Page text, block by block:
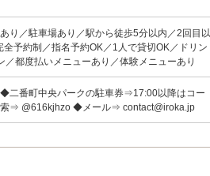
り／駐車場あり／駅から徒歩5分以内／2回目以
予約制／指名予約OK／1人で貸切OK／ドリン
都度払いメニューあり／体験メニューあり
二番町中央パークの駐車券⇒17:00以降はコー
索⇒ @616kjhzo ◆メール⇒ contact@iroka.jp